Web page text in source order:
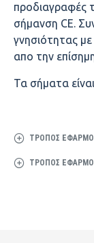
προδιαγραφές
σήμανση CE.
γνησιότητας
απο την
Τα σήματα
ΤΡΌΠΟΣ
ΤΡΌΠΟΣ